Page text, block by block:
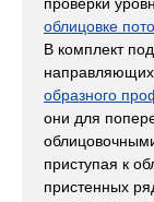
проверки
облицовке
В комплект
образного
они для
приступая к
пристенных